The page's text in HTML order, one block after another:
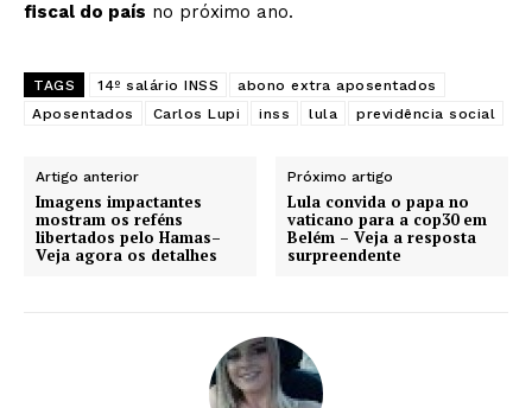
fiscal do país no próximo ano.
TAGS 14º salário INSS
abono extra aposentados
Aposentados
Carlos Lupi inss lula previdência social
Artigo anterior
Imagens impactantes
mostram os reféns
libertados pelo Hamas–
Veja agora os detalhes
Próximo artigo
Lula convida o papa no
vaticano para a cop30 em
Belém – Veja a resposta
surpreendente